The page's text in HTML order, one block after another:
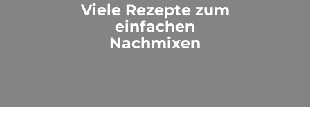
Viele Rezepte zum
einfachen
Nachmixen